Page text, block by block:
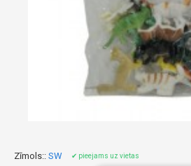
Zīmols:: SW ✔ pieejams uz vietas